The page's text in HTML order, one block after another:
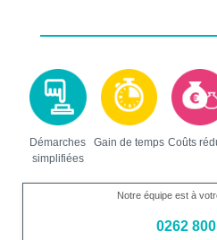
Démarches
simplifiées
Gain de temps Coûts
Notre équipe est à
0262